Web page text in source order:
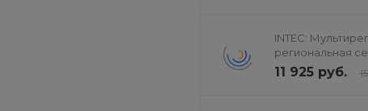
INTEC:
региональная
продвижением в
11 925 руб.